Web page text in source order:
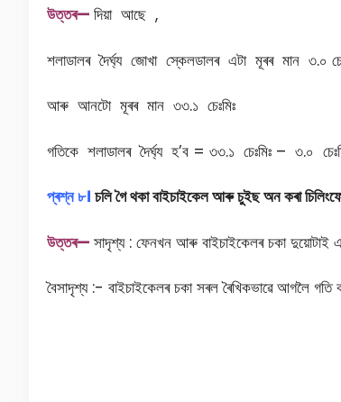
উত্তৰ— দিয়া আছে ,
শলাডালৰ দৈৰ্ঘ্য জোখা স্কেলডালৰ এটা মূৰৰ মান ৩.০
আৰু আনটো মূৰৰ মান ৩৩.১ চেঃমিঃ
গতিকে শলাডালৰ দৈৰ্ঘ্য হ’ব = ৩৩.১ চেঃমিঃ – ৩.০
প্ৰশ্ন৮। চলি গৈ থকা বাইচাইকেল আৰু চুইছ অন কৰা
উত্তৰ— সাদৃশ্য : ফেনখন আৰু বাইচাইকেলৰ চকা দুয়োটাই
বৈসাদৃশ্য :- বাইচাইকেলৰ চকা সৰল ৰৈখিকভাৱে আগলৈ গতি